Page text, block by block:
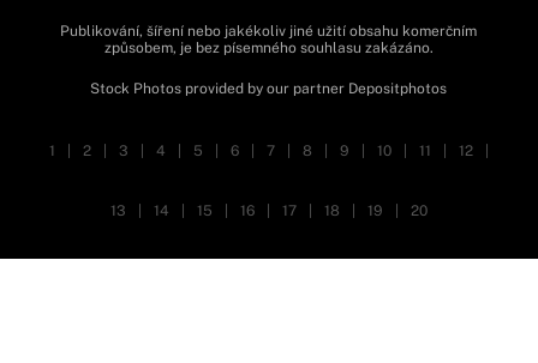
Publikování, šíření nebo jakékoliv jiné užití obsahu komerčním
způsobem, je bez písemného souhlasu zakázáno.
Stock Photos provided by our partner Depositphotos
1 2 3 4 5 6 7 8 9 10 11 12
13 14 15 16 17 18 19 20